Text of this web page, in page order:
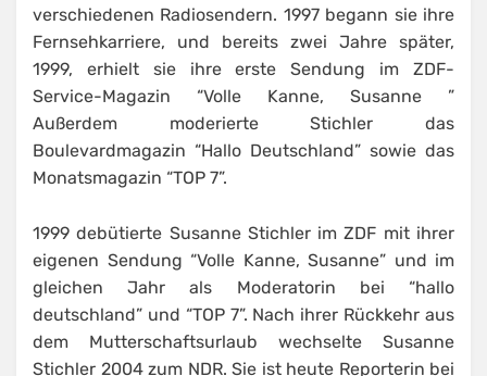
verschiedenen Radiosendern. 1997 begann sie ihre
Fernsehkarriere, und bereits zwei Jahre später,
1999, erhielt sie ihre erste Sendung im ZDF-
Service-Magazin “Volle Kanne, Susanne ”
Außerdem moderierte Stichler das
Boulevardmagazin “Hallo Deutschland” sowie das
Monatsmagazin “TOP 7”.
1999 debütierte Susanne Stichler im ZDF mit ihrer
eigenen Sendung “Volle Kanne, Susanne” und im
gleichen Jahr als Moderatorin bei “hallo
deutschland” und “TOP 7”. Nach ihrer Rückkehr aus
dem Mutterschaftsurlaub wechselte Susanne
Stichler 2004 zum NDR. Sie ist heute Reporterin bei